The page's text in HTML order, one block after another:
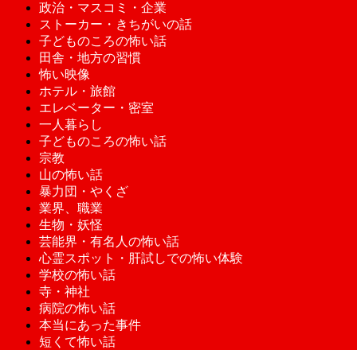
政治・マスコミ・企業
ストーカー・きちがいの話
子どものころの怖い話
田舎・地方の習慣
怖い映像
ホテル・旅館
エレベーター・密室
一人暮らし
子どものころの怖い話
宗教
山の怖い話
暴力団・やくざ
業界、職業
生物・妖怪
芸能界・有名人の怖い話
心霊スポット・肝試しでの怖い体験
学校の怖い話
寺・神社
病院の怖い話
本当にあった事件
短くて怖い話